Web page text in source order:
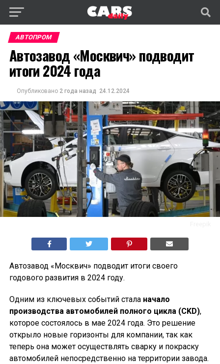
АВТОПРОМ
Автозавод «Москвич» подводит
итоги 2024 года
Опубликовано 2 года назад 24.12.2024
Автозавод «Москвич» подводит итоги своего
годового развития в 2024 году.
Одним из ключевых событий стала начало
производства автомобилей полного цикла (CKD),
которое состоялось в мае 2024 года. Это решение
открыло новые горизонты для компании, так как
теперь она может осуществлять сварку и покраску
автомобилей непосредственно на территории завода.